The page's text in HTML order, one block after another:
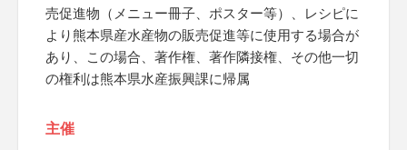
売促進物（メニュー冊子、ポスター等）、レシピに
より熊本県産水産物の販売促進等に使用する場合が
あり、この場合、著作権、著作隣接権、その他一切
の権利は熊本県水産振興課に帰属
主催